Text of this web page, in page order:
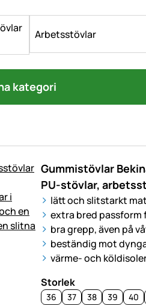
Arbetsstövlar
kategori
Gummistövlar
PU-stövlar,
lätt och slitstarkt
extra bred passform
bra grepp, även på
beständig mot
värme- och
Storlek
36 37 38 39 40